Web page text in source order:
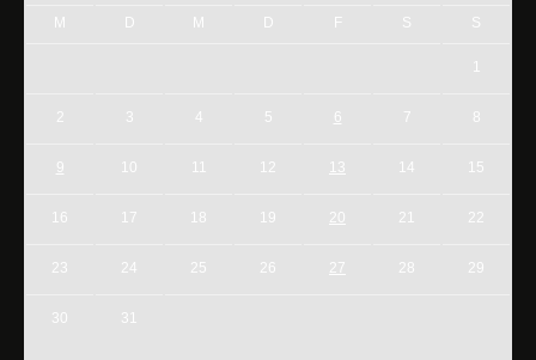
M D M D F S S
1
2 3 5 6 7 8
9 10 11 12 13 14 15
16 17 18 19 20 21 22
23 24 25 26 27 28 29
30 31